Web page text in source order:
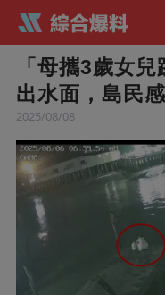
「母攜3歲女
出水面，島民
2025/08/08